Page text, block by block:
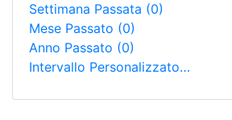
Settimana Passata (0)
Mese Passato (0)
Anno Passato (0)
Intervallo Personalizzato…